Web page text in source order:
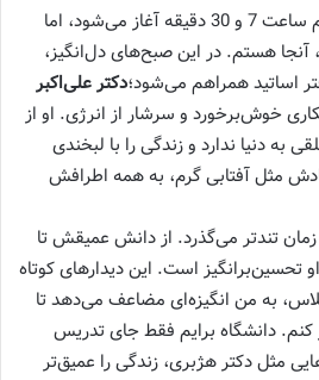
کلاس مبانی جامعه‌شناسی‌ام ساعت 7 و 30 دقیقه آغاز می‌شود، اما
من زودتر، پیش از ساعت ۷، آنجا هستم. در این صبح‌های دل‌انگیز،
اساتید همراهم می‌شود؛دکتر علی‌اکبر
خوش‌برخورد و سرشار از انرژی. او از
به دنیا ندارد و زندگی را با لبخندی
مثل آفتابی گرم، به همه اطرافش
زمان تندتر می‌گذرد. از دانش عمیقش تا
است. این دیدارهای کوتاه
به من انگیزه‌ای مضاعف می‌دهد تا
کنم. دانشگاه برایم فقط جای تدریس
مثل دکتر هژبری، زندگی را عمیق‌تر